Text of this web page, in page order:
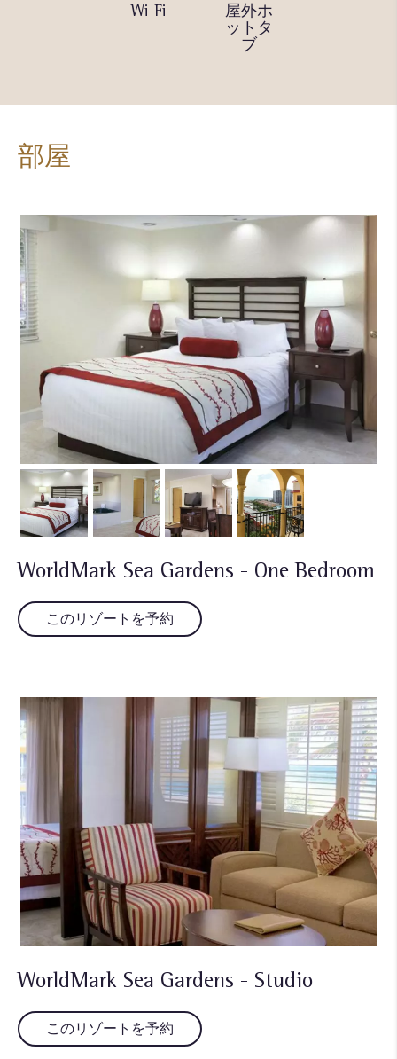
Wi-Fi
屋外ホ
ットタ
ブ
部屋
WorldMark Sea Gardens - One Bedroom
このリゾートを予約
WorldMark Sea Gardens - Studio
このリゾートを予約